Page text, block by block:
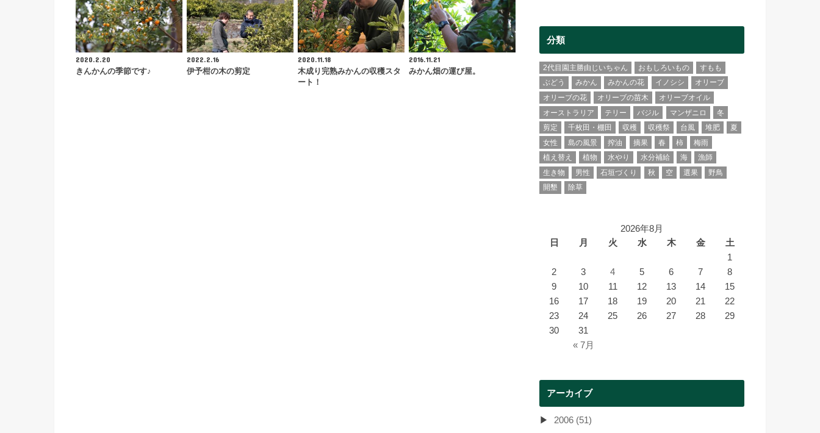
2020.2.20
きんかんの季節です♪
2022.2.16
伊予柑の木の剪定
2020.11.18
木成り完熟みかんの収穫スタ
ート！
2016.11.21
みかん畑の運び屋。
分類
2代目園主勝由じいちゃん おもしろいもの
すもも
ぶどう
みかん みかんの花 イノシシ
オリーブ
オリーブの花
オリーブの苗木
オリーブオイル
オーストラリア
テリー バジル マンザニロ
冬
剪定
千枚田・棚田 収穫 収穫祭 台風 堆肥
夏
女性
島の風景 搾油 摘果 春 柿
梅雨
植え替え
植物 水やり 水分補給 海
漁師
生き物
男性 石垣づくり 秋 空 選果
野鳥
開墾
除草
2026年8月
日
月 火 水 木 金 土
« 7月
1
2
3 4 5 6 7
8
9
10 11 12 13 14
15
16
17 18 19 20 21
22
23
24 25 26 27 28
29
30
31
アーカイブ
2006 (51)